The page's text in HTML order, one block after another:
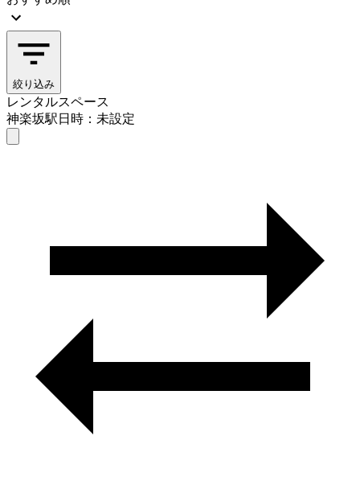
絞り込み
レンタルスペース
神楽坂駅日時：未設定